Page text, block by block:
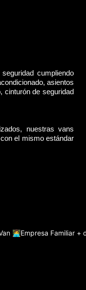
cumpliendo
asientos
cinturón de seguridad
nuestras vans
el mismo estándar
👩‍💻Empresa Familiar